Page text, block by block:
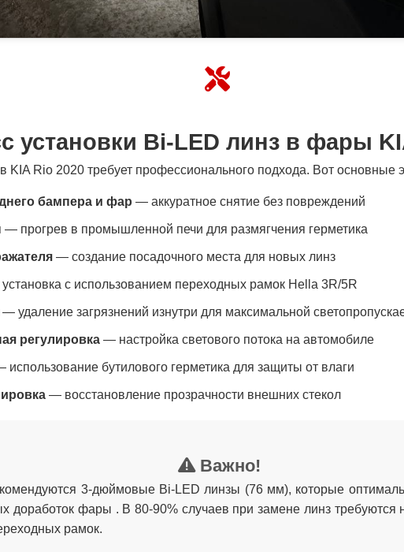
установки Bi-LED линз в фары
KIA Rio 2020 требует профессионального подхода. Вот основные
бампера и фар — аккуратное снятие без повреждений
— прогрев в промышленной печи для размягчения герметика
— создание посадочного места для новых линз
с использованием переходных рамок Hella 3R/5R
— удаление загрязнений изнутри для максимальной
регулировка — настройка светового потока на автомобиле
использование бутилового герметика для защиты от влаги
— восстановление прозрачности внешних стекол
Важно!
3-дюймовые Bi-LED линзы (76 мм), которые
доработок фары . В 80-90% случаев при замене линз требуются
рамок.